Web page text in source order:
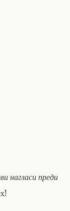
нагласи преди